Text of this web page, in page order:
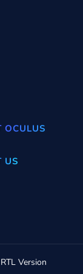
OCULUS
US
RTL Version